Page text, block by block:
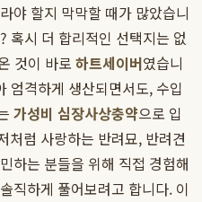
야 할지 막막할 때가 많았습니
혹시 더 합리적인 선택지는 없
것이 바로 하트세이버였습니
엄격하게 생산되면서도, 수입
가성비 심장사상충약으로 입
처럼 사랑하는 반려묘, 반려견
하는 분들을 위해 직접 경험해
직하게 풀어보려고 합니다. 이